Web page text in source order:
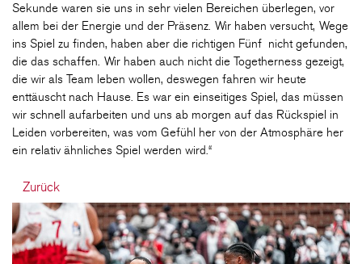
Sekunde waren sie uns in sehr vielen Bereichen überlegen, vor
allem bei der Energie und der Präsenz. Wir haben versucht, Wege
ins Spiel zu finden, haben aber die richtigen Fünf nicht gefunden,
die das schaffen. Wir haben auch nicht die Togetherness gezeigt,
die wir als Team leben wollen, deswegen fahren wir heute
enttäuscht nach Hause. Es war ein einseitiges Spiel, das müssen
wir schnell aufarbeiten und uns ab morgen auf das Rückspiel in
Leiden vorbereiten, was vom Gefühl her von der Atmosphäre her
ein relativ ähnliches Spiel werden wird.“
Zurück